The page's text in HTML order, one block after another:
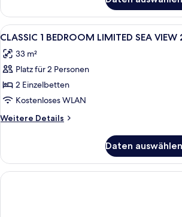
1
ADULT
anzeigen
1
BEDROOM
LIMITED
VIEW
Alle
Fotos
für
CLASSIC
1
BEDROOM
LIMITED
SEA
2
ADULTS
anzeigen
1
11
CLASSIC 1 BEDROOM LIMITED SEA VIEW
33 m²
Platz für 2 Personen
2 Einzelbetten
Kostenloses WLAN
Weitere Details
Weitere
1
BEDROOM
LIMITED
Daten